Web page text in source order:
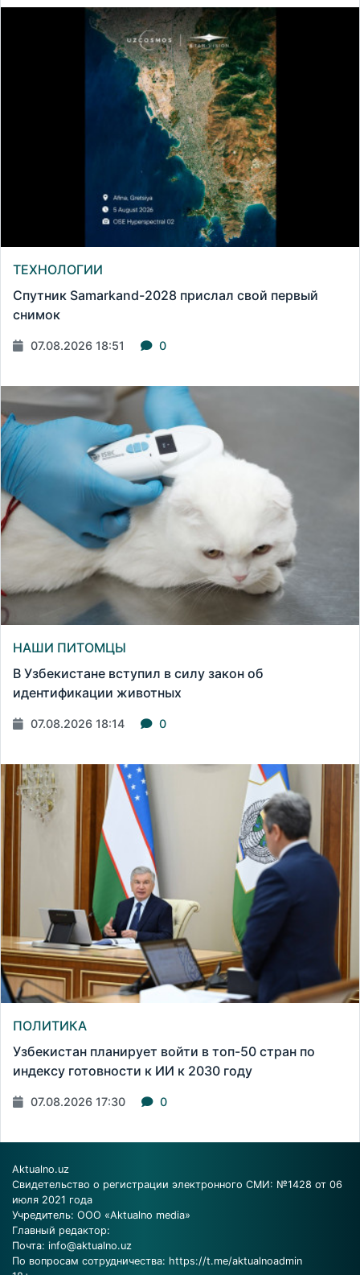
ТЕХНОЛОГИИ
Спутник Samarkand-2028 прислал свой первый
снимок
07.08.2026 18:51 0
НАШИ ПИТОМЦЫ
В Узбекистане вступил в силу закон об
идентификации животных
07.08.2026 18:14 0
ПОЛИТИКА
Узбекистан планирует войти в топ-50 стран по
индексу готовности к ИИ к 2030 году
07.08.2026 17:30 0
Aktualno.uz
Свидетельство о регистрации электронного СМИ: №1428 от 06
июля 2021 года
Учредитель: ООО «Aktualno media»
Главный редактор:
Почта: info@aktualno.uz
По вопросам сотрудничества: https://t.me/aktualnoadmin